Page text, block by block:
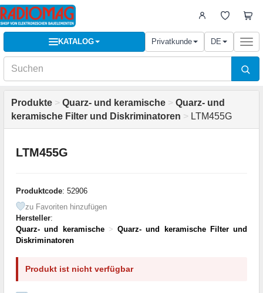
KATALOG Privatkunde DE
Produkte > Quarz- und keramische > Quarz- und
keramische Filter und Diskriminatoren > LTM455G
LTM455G
Produktcode: 52906
zu Favoriten hinzufügen
Hersteller:
Quarz- und keramische > Quarz- und keramische Filter und
Diskriminatoren
Produkt ist nicht verfügbar